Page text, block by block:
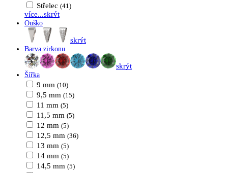
Střelec (41)
více...skrýt
Ouško
skrýt
Barva zirkonu
skrýt
Šířka
9 mm (10)
9,5 mm (15)
11 mm (5)
11,5 mm (5)
12 mm (5)
12,5 mm (36)
13 mm (5)
14 mm (5)
14,5 mm (5)